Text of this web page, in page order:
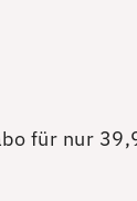
für nur